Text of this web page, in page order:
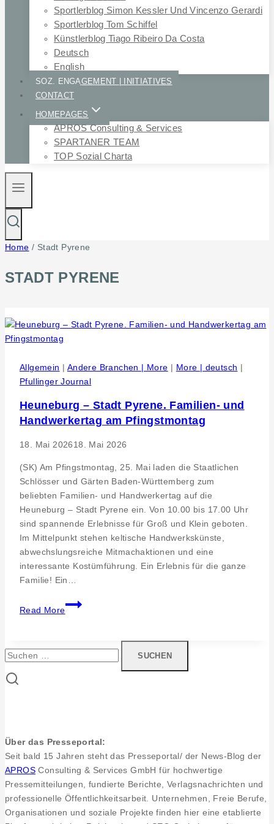
Sportlerblog Simon Kessler Und Vincenzo Gerardi
Sportlerblog Tom Schiffel
Künstlerblog Tiago Ribeiro Da Costa
Deutsch
English
SOZ. ENGAGEMENT | INITIATIVES
CONTACT
HOMEPAGES
APROS Consulting & Services
SPARTANER TEAM
TOP Sozial Charta
Home / Stadt Pyrene
STADT PYRENE
Allgemein | Andere Branchen | More | More | deutsch |
Pfullinger Journal
Heuneburg – Stadt Pyrene. Familien- und
Handwerkertag am Pfingstmontag
18. Mai 202618. Mai 2026
(SK) Am Pfingstmontag, 25. Mai laden die Staatlichen
Schlösser und Gärten Baden-Württemberg zum
beliebten Familien- und Handwerkertag auf die
Heuneburg – Stadt Pyrene ein. Von 10.00 bis 17.00 Uhr
sind spannende Erlebnisse für Groß und Klein geboten.
Im Mittelpunkt stehen keltische Handwerkskünste,
abwechslungsreiche Mitmachaktionen und eine
interessante Kostümführung. Ein Erlebnis für die ganze
Familie! Ein…
Read More
Heuneburg
–
Suchen
nach:
Über das Presseportal:
Seit bald 15 Jahren steht das Presseportal/ der News-Blog der
APROS Consulting & Services GmbH für hochwertige
Pressemitteilungen, fundierte Berichte, Verlagsnachrichten und
professionelle Öffentlichkeitsarbeit. Unternehmen, Freie Berufe,
Organisationen und soziale Projekte finden hier eine etablierte